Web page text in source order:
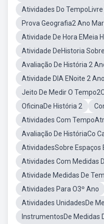
Atividades Do TempoLivre
Prova Geografia2 Ano
Atividade De Hora EMeia
Atividade DeHistoria
Avaliação De História 2
Atividade DIA ENoite 2 Ano
Jeito De Medir O
OficinaDe História 2
Atividades Com
Avaliação De HistóriaCo
AtividadesSobre Espaços
Atividades Com Medidas
Atividade Medidas De
Atividades Para O3º Ano
Atividades UnidadesDe
InstrumentosDe Medidas